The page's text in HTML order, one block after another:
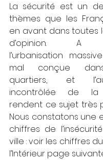
La sécurité est un
thèmes que les
en avant dans toutes
d’opinion. A
l’urbanisation
mal conçue
quartiers, et
incontrôlée de la
rendent ce sujet très
Nous constatons une
chiffres de
ville : voir les chiffres
l’Intérieur page